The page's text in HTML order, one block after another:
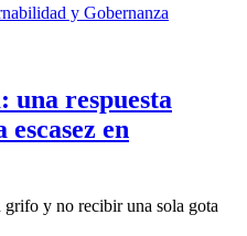
y Gobernanza
una respuesta
en
y no recibir una sola gota